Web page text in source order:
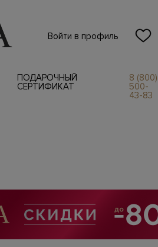
Войти в профиль
ПОДАРОЧНЫЙ
СЕРТИФИКАТ
8 (800)
500-
43-83